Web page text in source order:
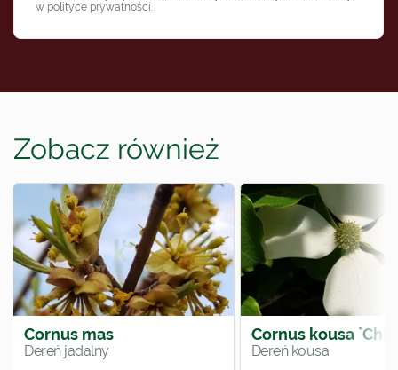
w polityce prywatności
Zobacz również
Cornus mas
Dereń jadalny
Cornus kousa
Dereń kousa